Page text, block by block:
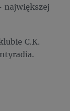
największej
C.K.